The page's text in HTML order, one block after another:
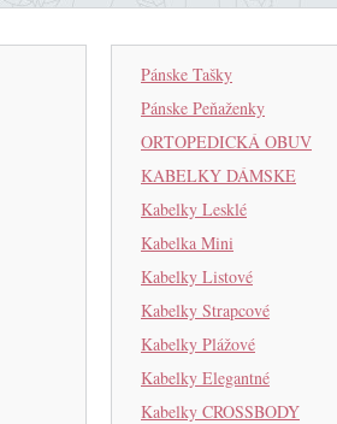
Pánske Tašky
Pánske Peňaženky
ORTOPEDICKÁ OBUV
KABELKY DÁMSKE
Kabelky Lesklé
Kabelka Mini
Kabelky Listové
Kabelky Strapcové
Kabelky Plážové
Kabelky Elegantné
Kabelky CROSSBODY